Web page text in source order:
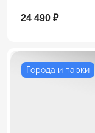
24 490 ₽
Города и парки